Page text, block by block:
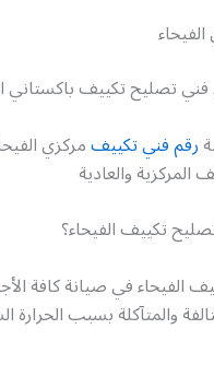
تصليح تكييف باكستاني
رقم فني تكييفمركزي
والعادية
تكييف الفيحاء؟
الفيحاء في صيانة كافة
والمتآكلة بسبب الحرارة